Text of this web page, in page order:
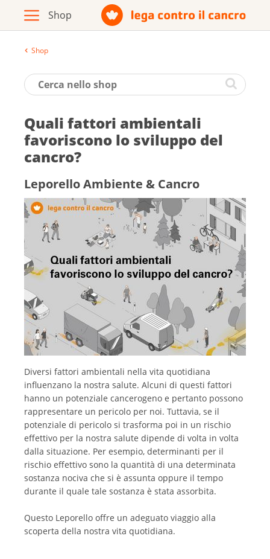
Opuscoli / materiale informativo
Prodotti
Vai al sito della Lega contro il cancro
Italiano
Deutsch
Français
Shop
Quali fattori ambientali
favori­scono lo sviluppo del
cancro?
Leporello Ambiente & Cancro
Diversi fattori ambientali nella vita quotidiana
influenzano la nostra salute. Alcuni di questi fattori
hanno un potenziale cancerogeno e pertanto possono
rappresentare un pericolo per noi. Tuttavia, se il
potenziale di pericolo si trasforma poi in un rischio
effettivo per la nostra salute dipende di volta in volta
dalla situazione. Per esempio, determinanti per il
rischio effettivo sono la quantità di una determinata
sostanza nociva che si è assunta oppure il tempo
durante il quale tale sostanza è stata assorbita.
Questo Leporello offre un adeguato viaggio alla
scoperta della nostra vita quotidiana.